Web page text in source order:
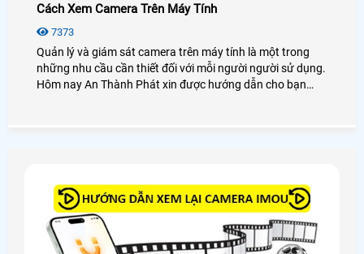
Cách Xem Camera Trên Máy Tính
7373
Quản lý và giám sát camera trên máy tính là một trong
những nhu cầu cần thiết đối với mỗi người người sử dụng.
Hôm nay An Thành Phát xin được hướng dẫn cho bạn